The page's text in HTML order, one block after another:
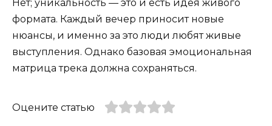
Нет; уникальность — это и есть идея живого
формата. Каждый вечер приносит новые
нюансы, и именно за это люди любят живые
выступления. Однако базовая эмоциональная
матрица трека должна сохраняться.
Оцените статью